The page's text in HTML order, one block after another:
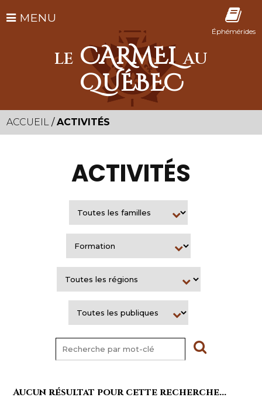
Éphémérides
MENU
LE CARMELAU
QUÉBEC
ACCUEIL /ACTIVITÉS
ACTIVITÉS
Aucun résultat pour cette recherche...